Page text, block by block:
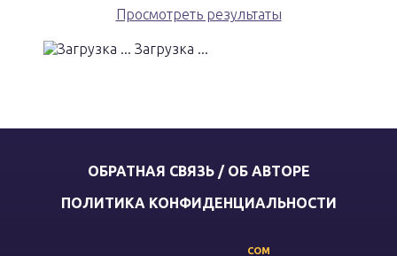
Просмотреть результаты
Загрузка ...
ОБРАТНАЯ СВЯЗЬ / ОБ АВТОРЕ
ПОЛИТИКА КОНФИДЕНЦИАЛЬНОСТИ
COM